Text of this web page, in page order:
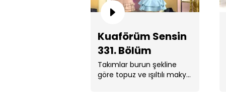
Kuaförüm Sensin
331. Bölüm
Takımlar burun şekline
göre topuz ve ışıltılı makyaj